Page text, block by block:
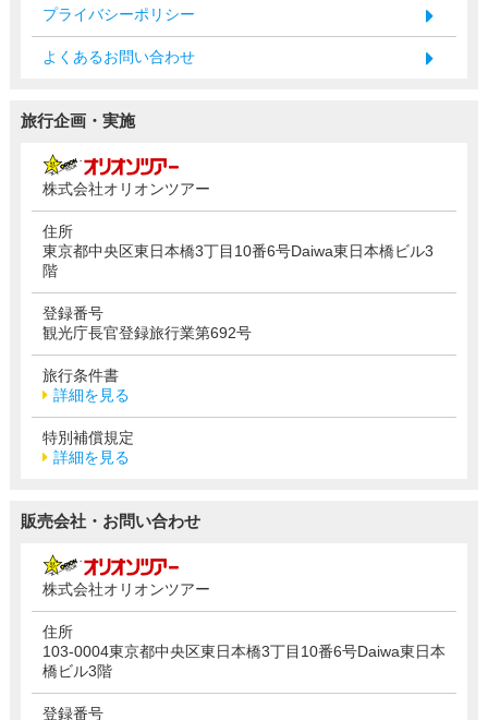
プライバシーポリシー
よくあるお問い合わせ
旅行企画・実施
株式会社オリオンツアー
住所
東京都中央区東日本橋3丁目10番6号Daiwa東日本橋ビル3
階
登録番号
観光庁長官登録旅行業第692号
旅行条件書
詳細を見る
特別補償規定
詳細を見る
販売会社・お問い合わせ
株式会社オリオンツアー
住所
103-0004東京都中央区東日本橋3丁目10番6号Daiwa東日本
橋ビル3階
登録番号